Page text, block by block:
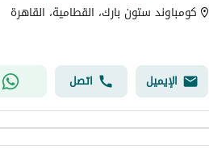
كومباوند ستون بارك، القطامية، القاهرة
الإيميل اتصل